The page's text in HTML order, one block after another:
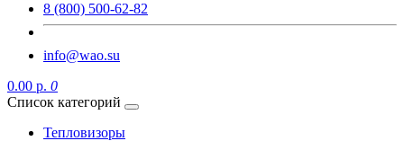
8 (800) 500-62-82
info@wao.su
0.00 р. 0
Список категорий
Тепловизоры